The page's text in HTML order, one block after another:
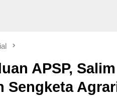
APSP,
Sengketa